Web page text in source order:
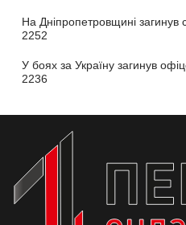
На Дніпропетровщині загинув
2252
У боях за Україну загинув
2236